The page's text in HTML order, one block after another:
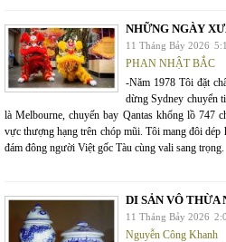
NHỮNG NGÀY
11 Tháng Bảy 2026
PHAN NHẬT BẮC
-Năm 1978 Tôi đặt
dừng Sydney chuyển
là Melbourne, chuyến bay Qantas khổng lồ 747
vực thượng hạng trên chóp mũi. Tôi mang đôi
đám đông người Việt gốc Tàu cùng vali sang trọng.
DI SẢN VÔ THỪA
11 Tháng Bảy 2026
Nguyễn Công Khanh